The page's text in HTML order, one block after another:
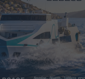
νήσο Ρω
πριν 22 ώρες
έξοδος του Αυγούστου
σήμερα μόνο από
ώρες